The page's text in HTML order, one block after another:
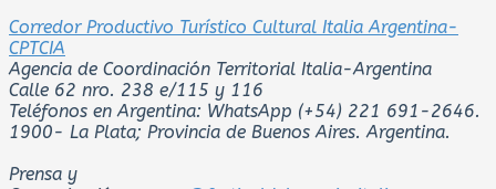
Corredor Productivo Turístico Cultural Italia Argentina-
CPTCIA
Agencia de Coordinación Territorial Italia-Argentina
Calle 62 nro. 238 e/115 y 116
Teléfonos en Argentina: WhatsApp (+54) 221 691-2646.
1900- La Plata; Provincia de Buenos Aires. Argentina.
Prensa y